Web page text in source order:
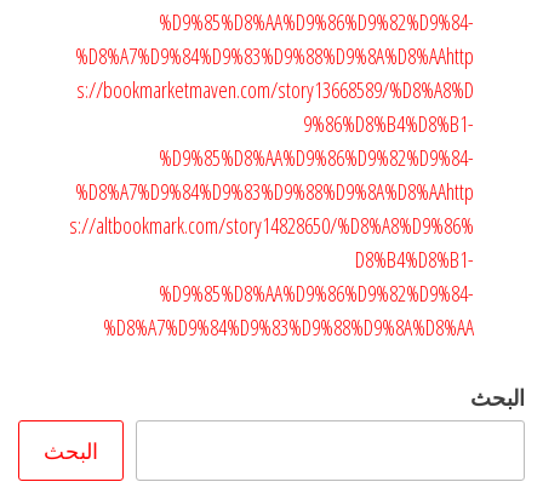
%D9%85%D8%AA%D9%86%D9%82%D9%84-
%D8%A7%D9%84%D9%83%D9%88%D9%8A%D8%AAhttp
s://bookmarketmaven.com/story13668589/%D8%A8%D
9%86%D8%B4%D8%B1-
%D9%85%D8%AA%D9%86%D9%82%D9%84-
%D8%A7%D9%84%D9%83%D9%88%D9%8A%D8%AAhttp
s://altbookmark.com/story14828650/%D8%A8%D9%86%
D8%B4%D8%B1-
%D9%85%D8%AA%D9%86%D9%82%D9%84-
%D8%A7%D9%84%D9%83%D9%88%D9%8A%D8%AA
البحث
البحث